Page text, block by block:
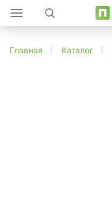
Главная Каталог